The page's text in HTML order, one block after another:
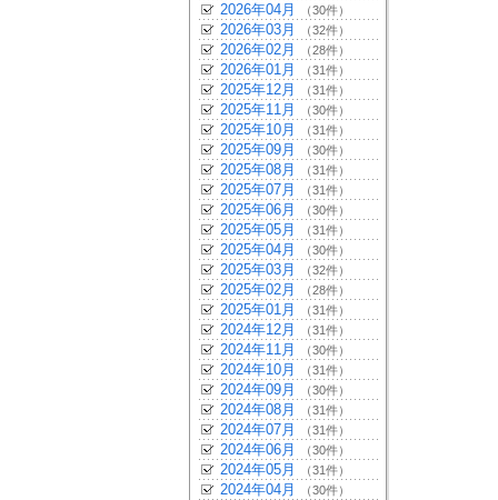
2026年04月 （30件）
2026年03月 （32件）
2026年02月 （28件）
2026年01月 （31件）
2025年12月 （31件）
2025年11月 （30件）
2025年10月 （31件）
2025年09月 （30件）
2025年08月 （31件）
2025年07月 （31件）
2025年06月 （30件）
2025年05月 （31件）
2025年04月 （30件）
2025年03月 （32件）
2025年02月 （28件）
2025年01月 （31件）
2024年12月 （31件）
2024年11月 （30件）
2024年10月 （31件）
2024年09月 （30件）
2024年08月 （31件）
2024年07月 （31件）
2024年06月 （30件）
2024年05月 （31件）
2024年04月 （30件）